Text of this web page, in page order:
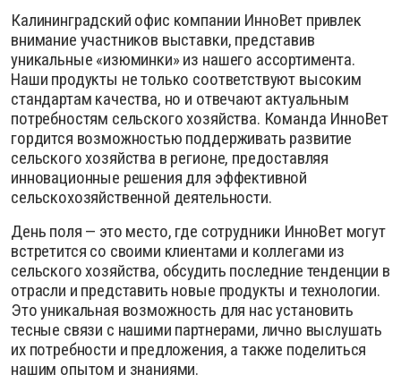
Калининградский офис компании ИнноВет привлек
внимание участников выставки, представив
уникальные «изюминки» из нашего ассортимента.
Наши продукты не только соответствуют высоким
стандартам качества, но и отвечают актуальным
потребностям сельского хозяйства. Команда ИнноВет
гордится возможностью поддерживать развитие
сельского хозяйства в регионе, предоставляя
инновационные решения для эффективной
сельскохозяйственной деятельности.
День поля — это место, где сотрудники ИнноВет могут
встретится со своими клиентами и коллегами из
сельского хозяйства, обсудить последние тенденции в
отрасли и представить новые продукты и технологии.
Это уникальная возможность для нас установить
тесные связи с нашими партнерами, лично выслушать
их потребности и предложения, а также поделиться
нашим опытом и знаниями.